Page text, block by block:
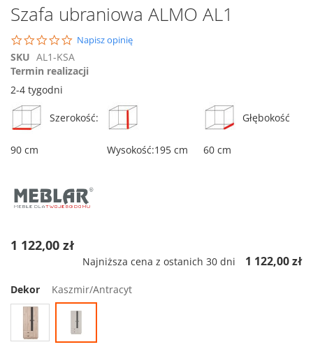
Przejdź
na
początek
galerii
Szafa ubraniowa ALMO AL1
0.0
rating
Napisz opinię
SKU AL1-KSA
Termin realizacji
2-4 tygodni
Szerokość:
90 cm Wysokość:195 cm
Głębokość
60 cm
1 122,00 zł
Najniższa cena z ostanich 30 dni 1 122,00 zł
Dekor Kaszmir/Antracyt